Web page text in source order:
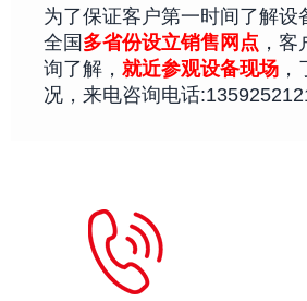
为了保证客户第一时间了解设
全国 多省份设立销售网点 ，
询了解， 就近参观设备现场
况，来电咨询电话